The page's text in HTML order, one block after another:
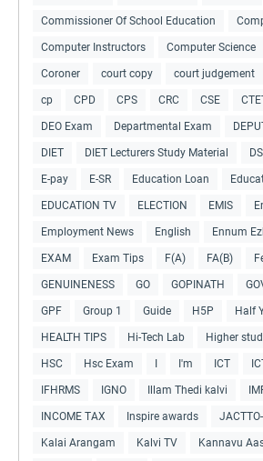
Commissioner Of School Education
Computer Instructors Computer Science
Coroner court copy court judgement
cp CPD CPS CRC CSE
DEO Exam Departmental Exam
DIET DIET Lecturers Study Material
E-pay E-SR Education Loan
EDUCATION TV ELECTION EMIS
Employment News English Ennum
EXAM Exam Tips F(A) FA(B)
GENUINENESS GO GOPINATH
GPF Group 1 Guide H5P Half
HEALTH TIPS Hi-Tech Lab Higher
HSC Hsc Exam I'm ICT
IFHRMS IGNO Illam Thedi kalvi
INCOME TAX Inspire awards
Kalai Arangam Kalvi TV Kannavu